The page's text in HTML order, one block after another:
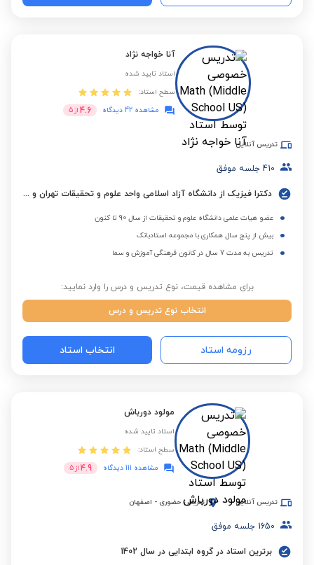
آنا خواجه نژاد
استاد تایید شده
سطح استاد:
مشاهده 42 دیدگاه
4.6 از 5
تدریس آنلاین
410 جلسه موفق
دکترا فیزیک از دانشگاه آزاد اسلامی واحد علوم و تحقیقات تهران و کسب مدرک ایلتس
عضو هیات علمی دانشگاه علوم و تحقیقات از سال 90 تا کنون
بیش از پنج سال همکاری با مجموعه استادبانک
تدریس به مدت 7 سال در کانون فرهنگی آموزش و سما
برای مشاهده قیمت، نوع تدریس و درس را وارد نمایید:
انتخاب نوع تدریس و درس
رزومه استاد انتخاب استاد
مولود دورباش
استاد تایید شده
سطح استاد:
مشاهده 111 دیدگاه
4.9 از 5
تدریس آنلاین تدریس حضوری - اصفهان
1650 جلسه موفق
برترین استاد در گروه ابتدایی در سال 1402